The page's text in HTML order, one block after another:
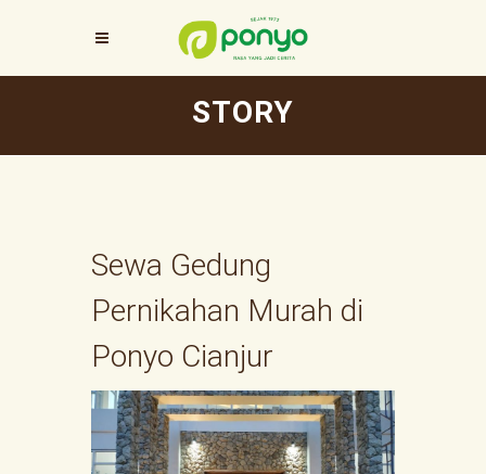
STORY
Sewa Gedung
Pernikahan Murah di
Ponyo Cianjur